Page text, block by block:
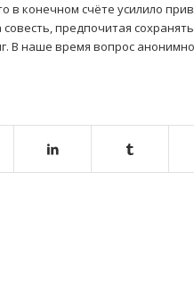
в конечном счёте усилило
предпочитая
В наше время вопрос